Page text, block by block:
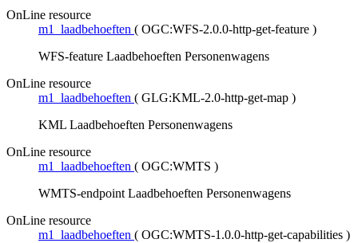
OnLine resource
m1_laadbehoeften ( OGC:WFS-2.0.0-http-get-feature )
WFS-feature Laadbehoeften Personenwagens
OnLine resource
m1_laadbehoeften ( GLG:KML-2.0-http-get-map )
KML Laadbehoeften Personenwagens
OnLine resource
m1_laadbehoeften ( OGC:WMTS )
WMTS-endpoint Laadbehoeften Personenwagens
OnLine resource
m1_laadbehoeften ( OGC:WMTS-1.0.0-http-get-capabilities )